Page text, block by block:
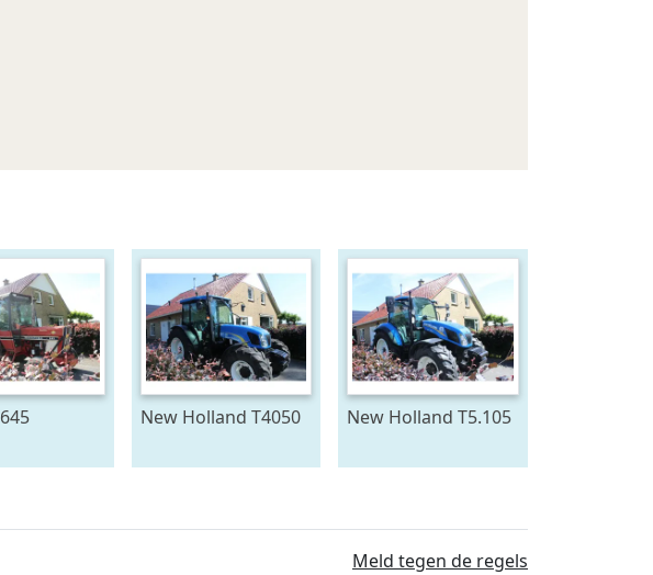
New Holland T4050
New Holland T5.105
luchtreminstallatie
Meld tegen de regels